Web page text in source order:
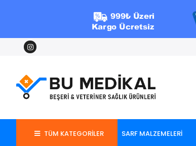
TÜM KATEGORİLER SARF MALZEMELERİ